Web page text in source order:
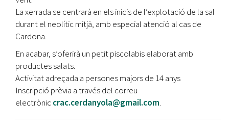
La xerrada se centrarà en els inicis de l’explotació de la sal
durant el neolític mitjà, amb especial atenció al cas de
Cardona.
En acabar, s’oferirà un petit piscolabis elaborat amb
productes salats.
Activitat adreçada a persones majors de 14 anys
Inscripció prèvia a través del correu
electròniccrac.cerdanyola@gmail.com.